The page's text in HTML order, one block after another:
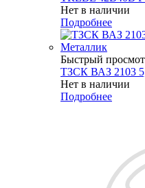
Нет в наличии
Подробнее
Быстрый
ТЗСК ВАЗ 2103
Нет в наличии
Подробнее